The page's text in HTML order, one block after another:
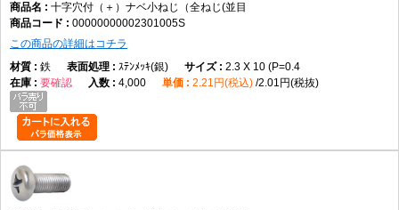
十字穴付（＋）ナベ小ねじ（全ねじ(並目
00000000002301005S
この商品の詳細はコチラ
鉄
ｽﾃﾝﾒｯｷ(銀)
2.3 X 10 (P=0.4
要確認
4,000 2.21円(税込) 2.01円(税抜)